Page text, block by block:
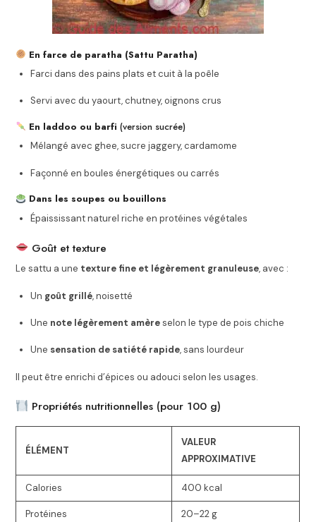
En farce de paratha (Sattu Paratha)
Farci dans des pains plats et cuit à la poêle
Servi avec du yaourt, chutney, oignons crus
En laddoo ou barfi (version sucrée)
Mélangé avec ghee, sucre jaggery, cardamome
Façonné en boules énergétiques ou carrés
Dans les soupes ou bouillons
Épaississant naturel riche en protéines végétales
Goût et texture
Le sattu a une texture fine et légèrement granuleuse, avec :
Un goût grillé, noisetté
Une note légèrement amèreselon le type de pois chiche
Une sensation de satiété rapide, sans lourdeur
Il peut être enrichi d’épices ou adouci selon les usages.
Propriétés nutritionnelles (pour 100 g)
ÉLÉMENT
VALEUR
APPROXIMATIVE
Calories 400 kcal
Protéines 20–22 g